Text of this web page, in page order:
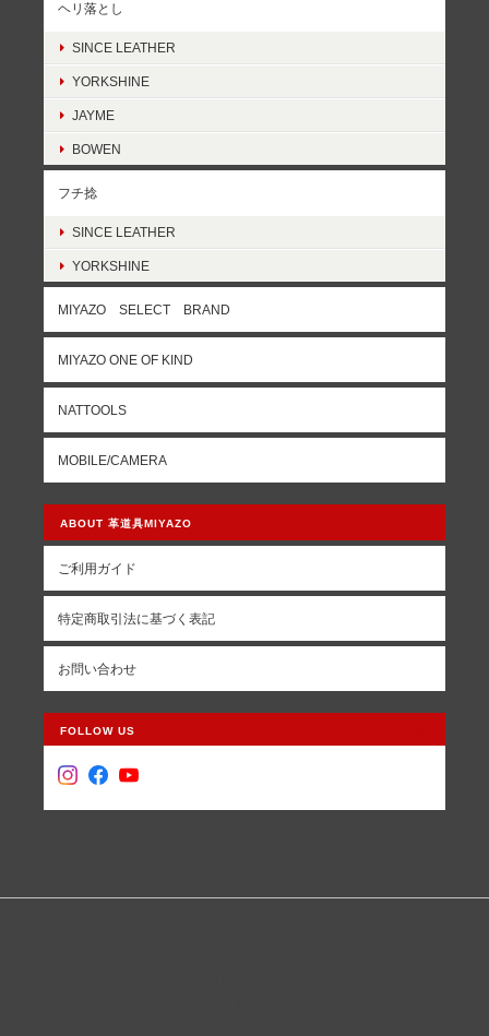
ヘリ落とし
SINCE LEATHER
YORKSHINE
JAYME
BOWEN
フチ捻
SINCE LEATHER
YORKSHINE
MIYAZO SELECT BRAND
MIYAZO ONE OF KIND
NATTOOLS
MOBILE/CAMERA
ABOUT 革道具MIYAZO
ご利用ガイド
特定商取引法に基づく表記
お問い合わせ
FOLLOW US